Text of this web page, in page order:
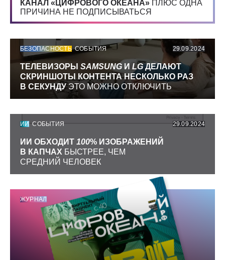
КАНАЛ «ЦИФРОВОГО ОКЕАНА» ПЛЮС ОДНА
ПРИЧИНА НЕ ПОДПИСЫВАТЬСЯ
БЕЗОПАСНОСТЬ СОБЫТИЯ 29.09.2024
ТЕЛЕВИЗОРЫ SAMSUNG И LGДЕЛАЮТ
СКРИНШОТЫ КОНТЕНТА НЕСКОЛЬКО РАЗ
В СЕКУНДУЭТО МОЖНО ОТКЛЮЧИТЬ
ИИ СОБЫТИЯ 29.09.2024
ИИ ОБХОДИТ 100% ИЗОБРАЖЕНИЙ
В КАПЧАХ БЫСТРЕЕ, ЧЕМ
СРЕДНИЙ ЧЕЛОВЕК
ЖУРНАЛ